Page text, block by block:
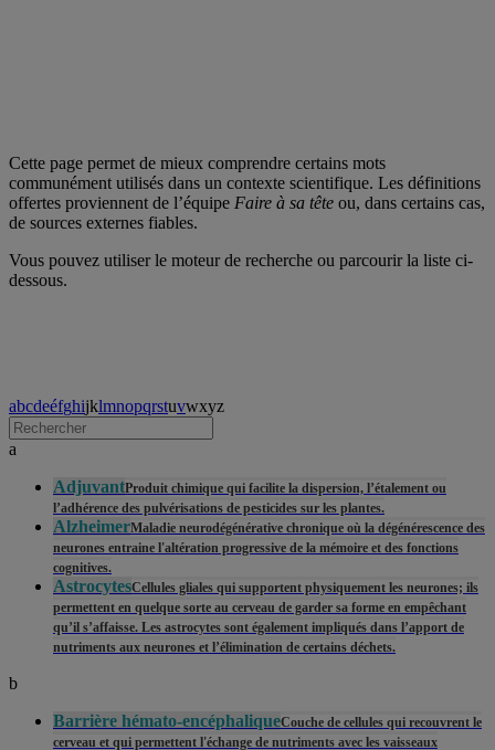
Cette page permet de mieux comprendre certains mots
communément utilisés dans un contexte scientifique. Les définitions
offertes proviennent de l’équipe Faire à sa tête ou, dans certains cas,
de sources externes fiables.
Vous pouvez utiliser le moteur de recherche ou parcourir la liste ci-
dessous.
abcdeéfghijklmnopqrstuvwxyz
a
AdjuvantProduit chimique qui facilite la dispersion, l’étalement ou
l’adhérence des pulvérisations de pesticides sur les plantes.
AlzheimerMaladie neurodégénérative chronique où la dégénérescence des
neurones entraine l'altération progressive de la mémoire et des fonctions
cognitives.
AstrocytesCellules gliales qui supportent physiquement les neurones; ils
permettent en quelque sorte au cerveau de garder sa forme en empêchant
qu’il s’affaisse. Les astrocytes sont également impliqués dans l’apport de
nutriments aux neurones et l’élimination de certains déchets.
b
Barrière hémato-encéphaliqueCouche de cellules qui recouvrent le
cerveau et qui permettent l'échange de nutriments avec les vaisseaux